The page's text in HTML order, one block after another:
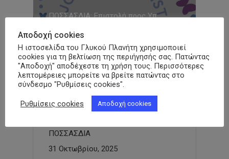
ΠΟΣΣΑΣΔΙΑ: Επιστολή προς Υπ.
άμεσης τροποποίησης του ΦΕΚ
Β’5395/09-10-2025
3 Νοεμβρίου, 2025
ΠΟΣΣΑΣΔΙΑ
31 Οκτωβρίου, 2025
Αποδοχή cookies
Η ιστοσελίδα του Γλυκού Πλανήτη χρησιμοποιεί
cookies για τη βελτίωση της περιήγησής σας. Πατώντας
"Αποδοχή" αποδέχεστε τη χρήση τους. Περισσότερες
λεπτομέρειες μπορείτε να βρείτε πατώντας στο
σύνδεσμο "Ρυθμίσεις cookies".
Ρυθμίσεις cookies Αποδοχή cookies